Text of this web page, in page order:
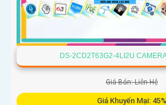
DS-2CD2T63G2-4LI2U
Giá Bán: Liên Hệ
Giá Khuyến Mại: 45%